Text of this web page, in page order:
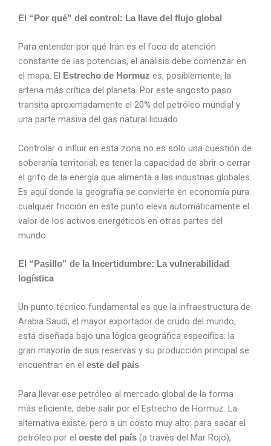
El “Por qué” del control: La llave del flujo global
Para entender por qué Irán es el foco de atención
constante de las potencias, el análisis debe comenzar en
el mapa. El Estrecho de Hormuz es, posiblemente, la
arteria más crítica del planeta. Por este angosto paso
transita aproximadamente el 20% del petróleo mundial y
una parte masiva del gas natural licuado.
Controlar o influir en esta zona no es solo una cuestión de
soberanía territorial; es tener la capacidad de abrir o cerrar
el grifo de la energía que alimenta a las industrias globales.
Es aquí donde la geografía se convierte en economía pura:
cualquier fricción en este punto eleva automáticamente el
valor de los activos energéticos en otras partes del
mundo.
El “Pasillo” de la Incertidumbre: La vulnerabilidad
logística
Un punto técnico fundamental es que la infraestructura de
Arabia Saudí, el mayor exportador de crudo del mundo,
está diseñada bajo una lógica geográfica específica: la
gran mayoría de sus reservas y su producción principal se
encuentran en el este del país.
Para llevar ese petróleo al mercado global de la forma
más eficiente, debe salir por el Estrecho de Hormuz. La
alternativa existe, pero a un costo muy alto: para sacar el
petróleo por el oeste del país (a través del Mar Rojo),